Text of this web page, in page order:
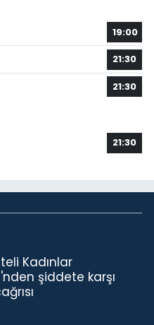
19:00
21:30
21:30
21:30
Kadınlar
şiddete karşı